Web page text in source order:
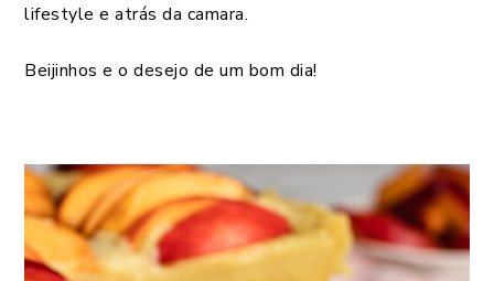
lifestyle e atrás da camara.
Beijinhos e o desejo de um bom dia!